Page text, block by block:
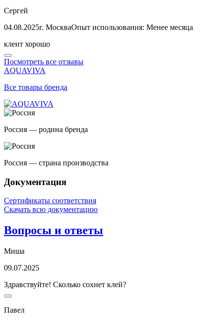
Сергей
04.08.2025г. МоскваОпыт использования: Менее месяца
клеит хорошо
Посмотреть все отзывы
AQUAVIVA
Все товары бренда
Россия — родина бренда
Россия — страна производства
Документация
Сертификаты соответствия
Скачать всю документацию
Вопросы и ответы
Миша
09.07.2025
Здравствуйте! Сколько сохнет клей?
Павел